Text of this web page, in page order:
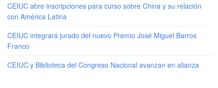
CEIUC abre inscripciones para curso sobre China y su relación
con América Latina
CEIUC integrará jurado del nuevo Premio José Miguel Barros
Franco
CEIUC y Biblioteca del Congreso Nacional avanzan en alianza